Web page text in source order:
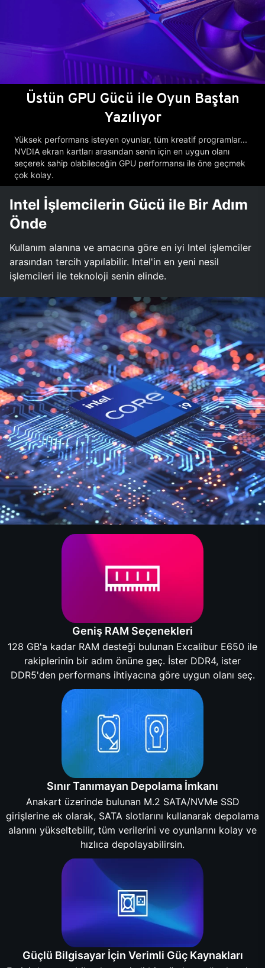
Üstün GPU Gücü ile Oyun Baştan
Yazılıyor
Yüksek performans isteyen oyunlar, tüm kreatif programlar...
NVDIA ekran kartları arasından senin için en uygun olanı
seçerek sahip olabileceğin GPU performansı ile öne geçmek
çok kolay.
Intel İşlemcilerin Gücü ile Bir Adım
Önde
Kullanım alanına ve amacına göre en iyi Intel işlemciler
arasından tercih yapılabilir. Intel'in en yeni nesil
işlemcileri ile teknoloji senin elinde.
Geniş RAM Seçenekleri
128 GB'a kadar RAM desteği bulunan Excalibur E650 ile
rakiplerinin bir adım önüne geç. İster DDR4, ister
DDR5'den performans ihtiyacına göre uygun olanı seç.
Sınır Tanımayan Depolama İmkanı
Anakart üzerinde bulunan M.2 SATA/NVMe SSD
girişlerine ek olarak, SATA slotlarını kullanarak depolama
alanını yükseltebilir, tüm verilerini ve oyunlarını kolay ve
hızlıca depolayabilirsin.
Güçlü Bilgisayar İçin Verimli Güç Kaynakları